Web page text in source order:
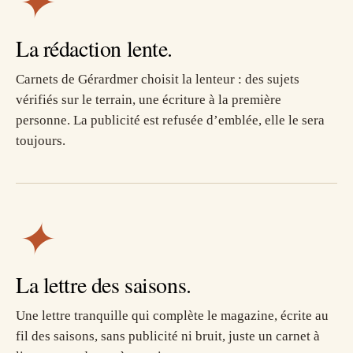
La rédaction lente.
Carnets de Gérardmer choisit la lenteur : des sujets
vérifiés sur le terrain, une écriture à la première
personne. La publicité est refusée d’emblée, elle le sera
toujours.
✦
La lettre des saisons.
Une lettre tranquille qui complète le magazine, écrite au
fil des saisons, sans publicité ni bruit, juste un carnet à